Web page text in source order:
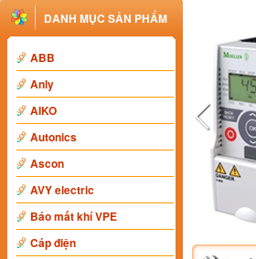
DANH MỤC SẢN PHẨM
ABB
Anly
AIKO
Autonics
Ascon
AVY electric
Báo mất khí VPE
Cáp điện